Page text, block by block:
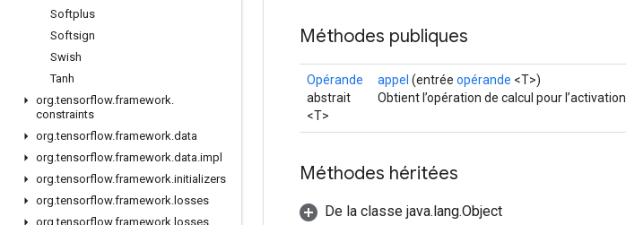
Softplus
Softsign
Swish
Tanh
org.tensorflow.framework.
constraints
org.tensorflow.framework.data
org.tensorflow.framework.data.impl
org.tensorflow.framework.initializers
org.tensorflow.framework. losses
org.tensorflow.framework. losses.
Méthodes publiques
Opérande
abstrait
<T>
appel (entrée opérande <T>)
Obtient l’opération de calcul pour l’activation.
Méthodes héritées
De la classe java.lang.Object